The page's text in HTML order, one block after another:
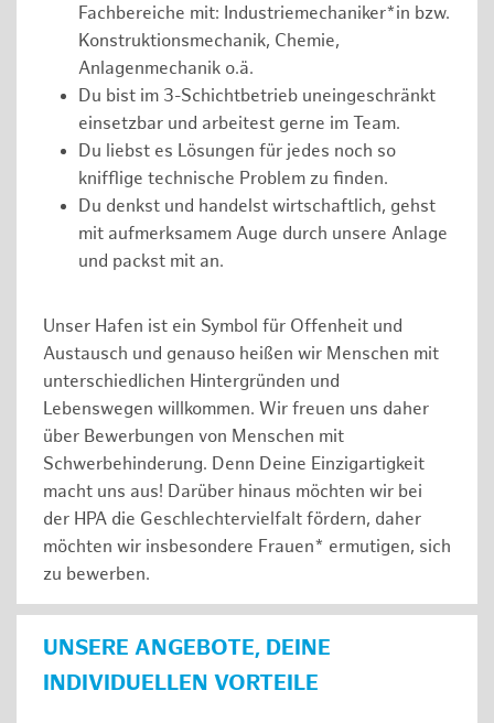
Fachbereiche mit: Industriemechaniker*in bzw.
Konstruktionsmechanik, Chemie,
Anlagenmechanik o.ä.
Du bist im 3-Schichtbetrieb uneingeschränkt
einsetzbar und arbeitest gerne im Team.
Du liebst es Lösungen für jedes noch so
knifflige technische Problem zu finden.
Du denkst und handelst wirtschaftlich, gehst
mit aufmerksamem Auge durch unsere Anlage
und packst mit an.
Unser Hafen ist ein Symbol für Offenheit und
Austausch und genauso heißen wir Menschen mit
unterschiedlichen Hintergründen und
Lebenswegen willkommen. Wir freuen uns daher
über Bewerbungen von Menschen mit
Schwerbehinderung. Denn Deine Einzigartigkeit
macht uns aus! Darüber hinaus möchten wir bei
der HPA die Geschlechtervielfalt fördern, daher
möchten wir insbesondere Frauen* ermutigen, sich
zu bewerben.
UNSERE ANGEBOTE, DEINE
INDIVIDUELLEN VORTEILE